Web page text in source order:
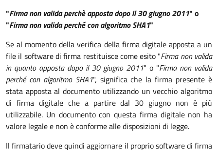
"Firma non valida perchè apposta dopo il 30 giugno 2011" o
"Firma non valida perché con algoritmo SHA1"
Se al momento della verifica della firma digitale apposta a un
file il software di firma restituisce come esito "Firma non valida
in quanto apposta dopo il 30 giugno 2011" o "Firma non valida
perché con algoritmo SHA1", significa che la firma presente è
stata apposta al documento utilizzando un vecchio algoritmo
di firma digitale che a partire dal 30 giugno non è più
utilizzabile. Un documento con questa firma digitale non ha
valore legale e non è conforme alle disposizioni di legge.
Il firmatario deve quindi aggiornare il proprio software di firma